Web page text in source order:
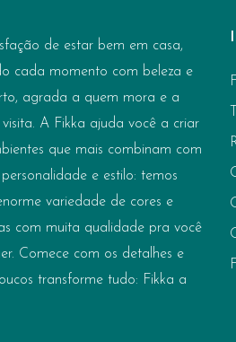
de estar bem em casa,
cada momento com beleza e
agrada a quem mora e a
visita. A Fikka ajuda você a criar
que mais combinam com
e estilo: temos
variedade de cores e
com muita qualidade pra você
Comece com os detalhes e
transforme tudo: Fikka a